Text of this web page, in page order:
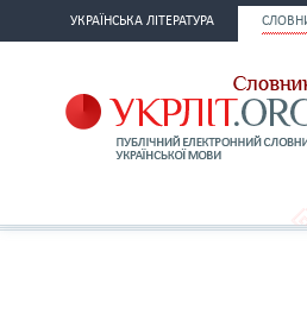
УКРАЇНСЬКА ЛІТЕРАТУРА